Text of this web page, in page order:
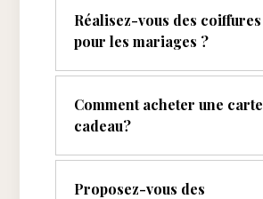
Réalisez-vous des coiffures
pour les mariages ?
Comment acheter une carte
cadeau?
Proposez-vous des